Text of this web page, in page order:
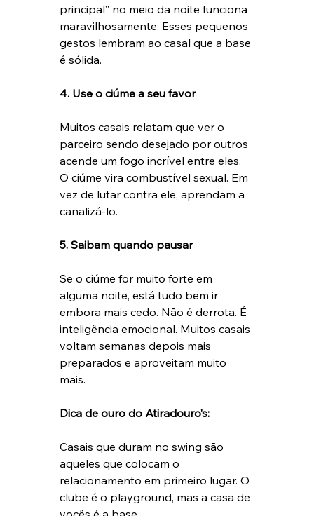
principal” no meio da noite funciona
maravilhosamente. Esses pequenos
gestos lembram ao casal que a base
é sólida.
4. Use o ciúme a seu favor
Muitos casais relatam que ver o
parceiro sendo desejado por outros
acende um fogo incrível entre eles.
O ciúme vira combustível sexual. Em
vez de lutar contra ele, aprendam a
canalizá-lo.
5. Saibam quando pausar
Se o ciúme for muito forte em
alguma noite, está tudo bem ir
embora mais cedo. Não é derrota. É
inteligência emocional. Muitos casais
voltam semanas depois mais
preparados e aproveitam muito
mais.
Dica de ouro do Atiradouro’s:
Casais que duram no swing são
aqueles que colocam o
relacionamento em primeiro lugar. O
clube é o playground, mas a casa de